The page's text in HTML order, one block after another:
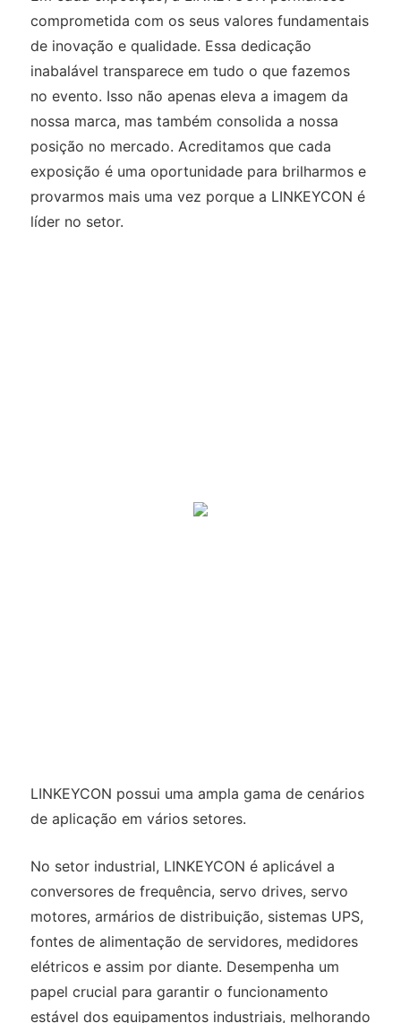
comprometida com os seus valores fundamentais
de inovação e qualidade. Essa dedicação
inabalável transparece em tudo o que fazemos
no evento. Isso não apenas eleva a imagem da
nossa marca, mas também consolida a nossa
posição no mercado. Acreditamos que cada
exposição é uma oportunidade para brilharmos e
provarmos mais uma vez porque a LINKEYCON é
líder no setor.
LINKEYCON possui uma ampla gama de cenários
de aplicação em vários setores.
No setor industrial, LINKEYCON é aplicável a
conversores de frequência, servo drives, servo
motores, armários de distribuição, sistemas UPS,
fontes de alimentação de servidores, medidores
elétricos e assim por diante. Desempenha um
papel crucial para garantir o funcionamento
estável dos equipamentos industriais, melhorando